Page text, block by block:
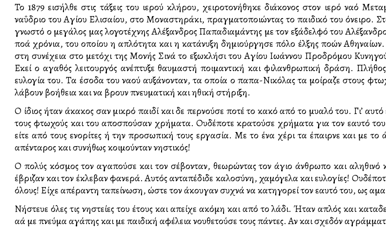
Το 1879 εισήλθε στις τάξεις του ιερού κλήρου, χειροτονήθηκε διάκονος στον ιερό ναό
ναΰδριο του Αγίου Ελισαίου, στο Μοναστηράκι, πραγματοποιώντας το παιδικό του όνειρο.
γνωστό ο μεγάλος μας λογοτέχνης Αλέξανδρος Παπαδιαμάντης με τον εξάδελφό του
πολλά χρόνια, του οποίου η απλότητα και η κατάνυξη δημιούργησε πόλο έλξης πολλών
στη συνέχεια στο μετόχι της Μονής Σινά το εξωκλήσι του Αγίου Ιωάννου Προδρόμου
Εκεί ο αγαθός λειτουργός ανέπτυξε θαυμαστή ποιμαντική και φιλανθρωπική δράση.
ευλογία του. Τα έσοδα του ναού αυξάνονταν, τα οποία ο παπα-Νικόλας τα μοίραζε στους
λάβουν βοήθεια και να βρουν πνευματική και ηθική στήριξη.
Ο ίδιος ήταν άκακος σαν μικρό παιδί και δε περνούσε ποτέ το κακό από το μυαλό του. Γι’
τους φτωχούς και του αποσπούσαν χρήματα. Ουδέποτε κρατούσε χρήματα για τον εαυτό του
είτε από τους ενορίτες ή την προσωπική τους εργασία. Με το ένα χέρι τα έπαιρνε και με
απένταρος και συνήθως κοιμούνταν νηστικός!
Ο πολύς κόσμος τον αγαπούσε και τον σέβονταν, θεωρώντας τον άγιο άνθρωπο και
έβριζαν και τον έκλεβαν φανερά. Αυτός ανταπέδιδε καλοσύνη, χαμόγελα και ευλογίες!
όλους! Είχε απέραντη ταπείνωση, ώστε τον άκουγαν συχνά να κατηγορεί τον εαυτό του, ως
Νήστευε όλες τις νηστείες του έτους και απείχε ακόμη και από το λάδι. Ήταν απλός και
αλλά με πνεύμα αγάπης και με παιδική αφέλεια νουθετούσε τους πάντες. Αν και σχεδόν